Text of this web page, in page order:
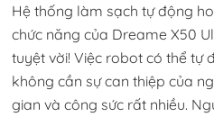
Hệ thống làm sạch tự động
chức năng của Dreame X50
tuyệt vời! Việc robot có thể tự
không cần sự can thiệp của
gian và công sức rất nhiều.